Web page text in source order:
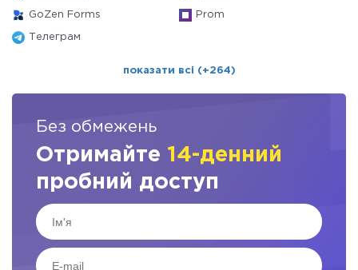
GoZen Forms Prom
Телеграм
показати всі (+264)
Без обмежень
Отримайте 14-денний
пробний доступ